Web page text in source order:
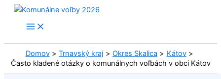
Preskočiť
Domov Trnavský kraj Okres Skalica
Kátov
Často kladené otázky o komunálnych voľbách v obci Kátov